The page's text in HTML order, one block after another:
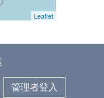
Leaflet
管理者登入